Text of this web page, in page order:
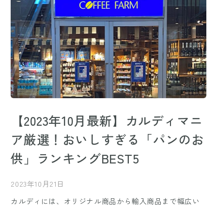
【2023年10月最新】カルディマニ
ア厳選！おいしすぎる「パンのお
供」ランキングBEST5
2023年10月21日
カルディには、オリジナル商品から輸入商品まで幅広い